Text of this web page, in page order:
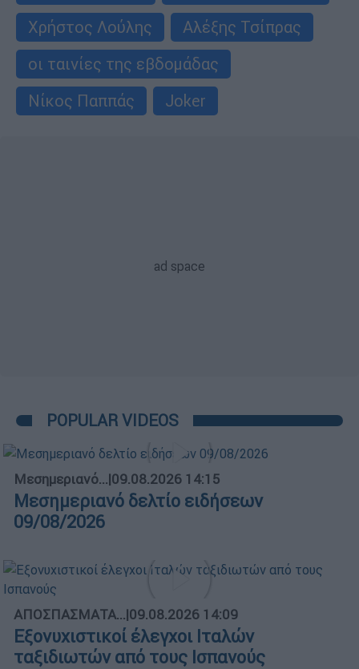
Χρήστος Λούλης
Αλέξης Τσίπρας
οι ταινίες της εβδομάδας
Νίκος Παππάς
Joker
POPULAR VIDEOS
Μεσημεριανό...|09.08.2026 14:15
Μεσημεριανό δελτίο ειδήσεων
09/08/2026
ΑΠΟΣΠΑΣΜΑΤΑ...|09.08.2026 14:09
Εξονυχιστικοί έλεγχοι Ιταλών
ταξιδιωτών από τους Ισπανούς